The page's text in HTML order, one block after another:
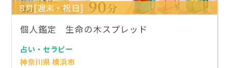
8月[週末・祝日]
個人鑑定 生命の木スプレッド
占い・セラピー
神奈川県 横浜市